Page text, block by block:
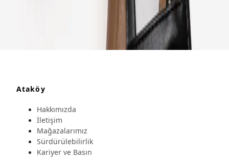
Ataköy
Hakkımızda
İletişim
Mağazalarımız
Sürdürülebilirlik
Kariyer ve Basın